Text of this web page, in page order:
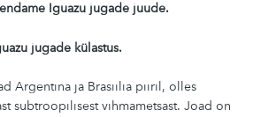
Iguazu jugade juude.
jugade külastus.
Argentina ja Brasiilia piiril, olles
subtroopilisest vihmametsast. Joad on